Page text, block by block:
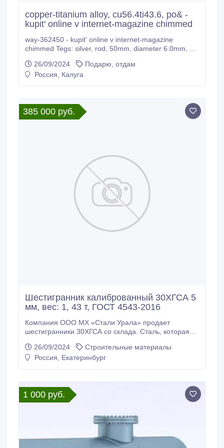
copper-titanium alloy, cu56.4ti43.6, po& -
kupit' online v internet-magazine chimmed
way-362450 - kupit' online v internet-magazine
chimmed Tegs: silver, rod, 50mm, diameter 6.0mm, as
300x300mm, thickness 0.20mm, & - kupit' online v
internet-magazine chimmed iron, rod, 100mm,
26/09/2024
Подарю, отдам
Россия, Калуга
385 000 руб.
Шестигранник калиброванный 30ХГСА 5
мм, вес: 1, 43 т, ГОСТ 4543-2016
Компания ООО МХ «Стали Урала» продает
шестигранники 30ХГСА со склада. Сталь, которая
России (от 100кг), экспорт в страны СНГ. *
Шестигранник калиброванный 30ХГСА 5 мм, вес: 1,
калиброванный 30ХГСА 5, 5 мм, остаток: 0, 4 т,
цена: 385000 руб.
26/09/2024
Строительные материалы
Россия, Екатеринбург
1 000 руб.